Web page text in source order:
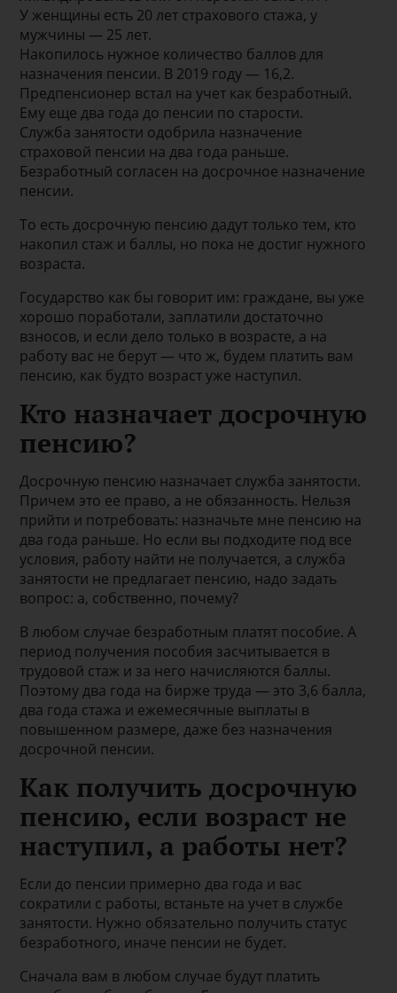
У женщины есть 20 лет страхового стажа, у
мужчины — 25 лет.
Накопилось нужное количество баллов для
назначения пенсии. В 2019 году — 16,2.
Предпенсионер встал на учет как безработный.
Ему еще два года до пенсии по старости.
Служба занятости одобрила назначение
страховой пенсии на два года раньше.
Безработный согласен на досрочное назначение
пенсии.
То есть досрочную пенсию дадут только тем, кто
накопил стаж и баллы, но пока не достиг нужного
возраста.
Государство как бы говорит им: граждане, вы уже
хорошо поработали, заплатили достаточно
взносов, и если дело только в возрасте, а на
работу вас не берут — что ж, будем платить вам
пенсию, как будто возраст уже наступил.
Кто назначает досрочную
пенсию?
Досрочную пенсию назначает служба занятости.
Причем это ее право, а не обязанность. Нельзя
прийти и потребовать: назначьте мне пенсию на
два года раньше. Но если вы подходите под все
условия, работу найти не получается, а служба
занятости не предлагает пенсию, надо задать
вопрос: а, собственно, почему?
В любом случае безработным платят пособие. А
период получения пособия засчитывается в
трудовой стаж и за него начисляются баллы.
Поэтому два года на бирже труда — это 3,6 балла,
два года стажа и ежемесячные выплаты в
повышенном размере, даже без назначения
досрочной пенсии.
Как получить досрочную
пенсию, если возраст не
наступил, а работы нет?
Если до пенсии примерно два года и вас
сократили с работы, встаньте на учет в службе
занятости. Нужно обязательно получить статус
безработного, иначе пенсии не будет.
Сначала вам в любом случае будут платить